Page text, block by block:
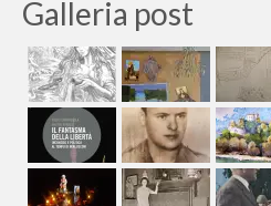
Galleria post